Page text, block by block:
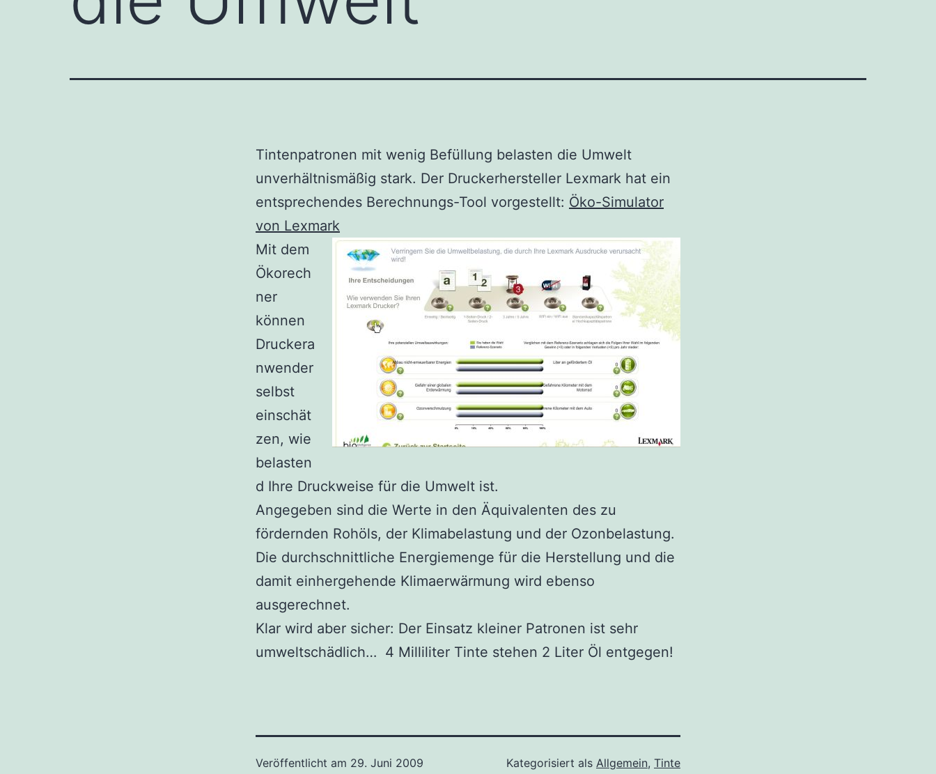
Tintenpatronen mit wenig Befüllung belasten die Umwelt
unverhältnismäßig stark. Der Druckerhersteller Lexmark hat ein
entsprechendes Berechnungs-Tool vorgestellt: Öko-Simulator
von Lexmark
Mit dem
Ökorech
ner
können
Druckera
nwender
selbst
einschät
zen, wie
belasten
d Ihre Druckweise für die Umwelt ist.
Angegeben sind die Werte in den Äquivalenten des zu
fördernden Rohöls, der Klimabelastung und der Ozonbelastung.
Die durchschnittliche Energiemenge für die Herstellung und die
damit einhergehende Klimaerwärmung wird ebenso
ausgerechnet.
Klar wird aber sicher: Der Einsatz kleiner Patronen ist sehr
umweltschädlich… 4 Milliliter Tinte stehen 2 Liter Öl entgegen!
Veröffentlicht am 29. Juni 2009
Kategorisiert als Allgemein, Tinte